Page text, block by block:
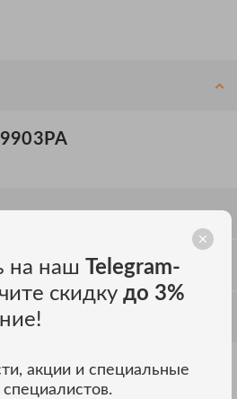
на наш Telegram-
скидку до 3%
акции и специальные